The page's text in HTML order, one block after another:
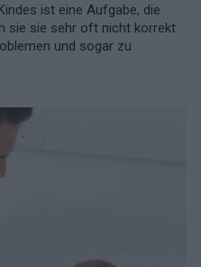
ist eine Aufgabe, die
sie sie sehr oft nicht korrekt
und sogar zu